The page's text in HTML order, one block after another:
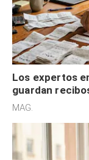
Los expertos
guardan
son
MAG.